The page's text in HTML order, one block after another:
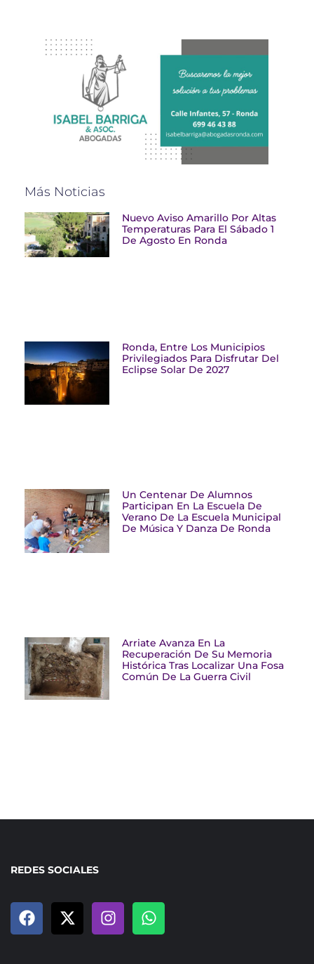
Más Noticias
Nuevo Aviso Amarillo Por Altas
Temperaturas Para El Sábado 1
De Agosto En Ronda
Ronda, Entre Los Municipios
Privilegiados Para Disfrutar Del
Eclipse Solar De 2027
Un Centenar De Alumnos
Participan En La Escuela De
Verano De La Escuela Municipal
De Música Y Danza De Ronda
Arriate Avanza En La
Recuperación De Su Memoria
Histórica Tras Localizar Una Fosa
Común De La Guerra Civil
REDES SOCIALES